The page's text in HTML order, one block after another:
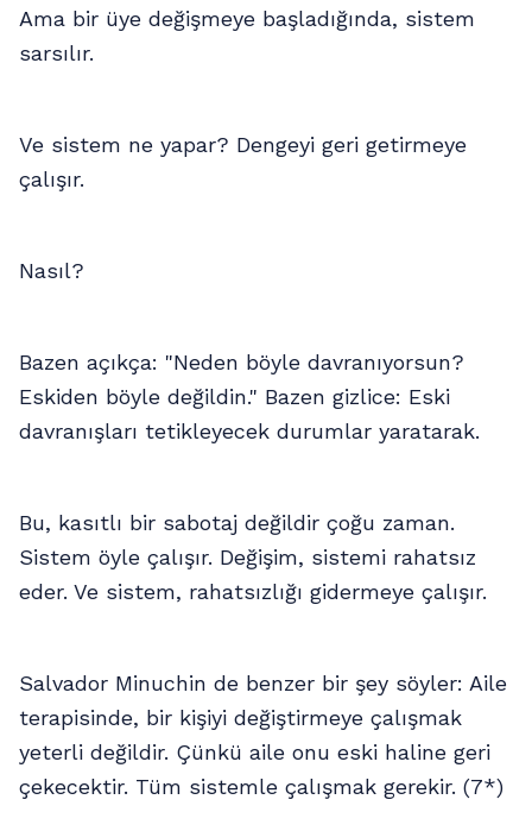
Ama bir üye değişmeye başladığında, sistem
sarsılır.
Ve sistem ne yapar? Dengeyi geri getirmeye
çalışır.
Nasıl?
Bazen açıkça: "Neden böyle davranıyorsun?
Eskiden böyle değildin." Bazen gizlice: Eski
davranışları tetikleyecek durumlar yaratarak.
Bu, kasıtlı bir sabotaj değildir çoğu zaman.
Sistem öyle çalışır. Değişim, sistemi rahatsız
eder. Ve sistem, rahatsızlığı gidermeye çalışır.
Salvador Minuchin de benzer bir şey söyler: Aile
terapisinde, bir kişiyi değiştirmeye çalışmak
yeterli değildir. Çünkü aile onu eski haline geri
çekecektir. Tüm sistemle çalışmak gerekir. (7*)